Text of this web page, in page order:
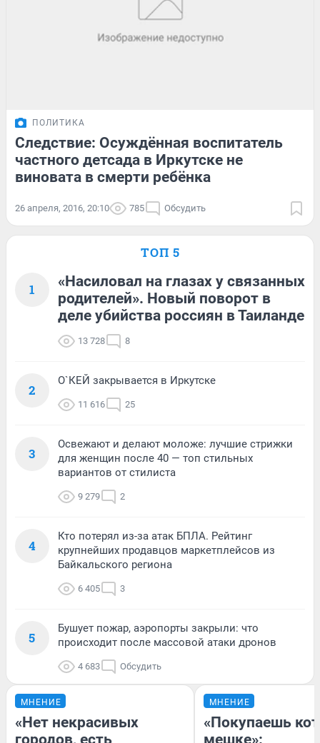
ПОЛИТИКА
Следствие: Осуждённая воспитатель
частного детсада в Иркутске не
виновата в смерти ребёнка
26 апреля, 2016, 20:10 785 Обсудить
ТОП 5
1
«Насиловал на глазах у связанных
родителей». Новый поворот в
деле убийства россиян в Таиланде
13 728 8
2
О`КЕЙ закрывается в Иркутске
11 616 25
3
Освежают и делают моложе: лучшие стрижки
для женщин после 40 — топ стильных
вариантов от стилиста
9 279 2
4
Кто потерял из-за атак БПЛА. Рейтинг
крупнейших продавцов маркетплейсов из
Байкальского региона
6 405 3
5
Бушует пожар, аэропорты закрыли: что
происходит после массовой атаки дронов
4 683 Обсудить
МНЕНИЕ
«Нет некрасивых
МНЕНИЕ
«Покупаешь